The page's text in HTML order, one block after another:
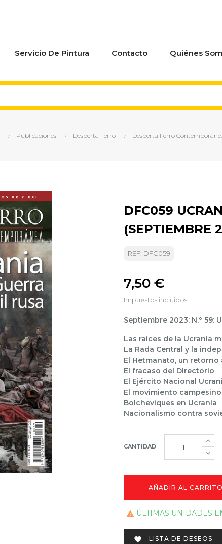
Servicio De Pintura Contacto Quiénes
Publicaciones Desperta Ferro Desperta Ferro
DFC059
(SEPTIEMBRE
REF: DFC059
7,50 €
Impuestos incluidos
Septiembre 2023: N.º 59:
Las raíces de la Ucrania
La Rada Central y la
El Hetmanato, un retorno
El fracaso del Directorio
El Ejército Nacional
El movimiento campesino
Bolcheviques en Ucrania
Nacionalismo contra
CANTIDAD
AÑADIR AL CARRITO
 ÚLTIMAS UNIDADES
 LISTA DE DESEOS